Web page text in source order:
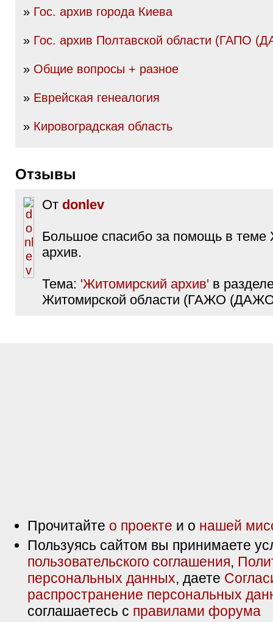
» Гос. архив города Киева
» Гос. архив Полтавской области (ГАПО
» Общие вопросы + разное
» Еврейская генеалогия
» Кировоградская область
Отзывы
От donlev
Большое спасибо за помощь в теме
архив.
Тема: 'Житомирский архив' в
Житомирской области (ГАЖО
Прочитайте о проекте и о нашей
Пользуясь сайтом вы принимаете
пользовательского соглашения,
персональных данных, даете
распространение персональных
соглашаетесь с правилами форума